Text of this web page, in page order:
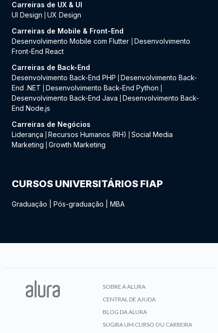
Carreiras de UX & UI
UI Design
UX Design
Carreiras de Mobile & Front-End
Desenvolvimento Mobile com Flutter
Desenvolvimento
Front-End React
Carreiras de Back-End
Desenvolvimento Back-End PHP
Desenvolvimento Back-
End .NET
Desenvolvimento Back-End Python
Desenvolvimento Back-End Java
Desenvolvimento Back-
End Node.js
Carreiras de Negócios
Liderança
Recursos Humanos (RH)
Social Media
Marketing
Growth Marketing
CURSOS UNIVERSITÁRIOS FIAP
Graduação Pós-graduação MBA
SOBRE A ALURA
CENTRAL DE AJUDA
BLOG DA ALURA
SUGIRA UM CURSO OU CARREIRA